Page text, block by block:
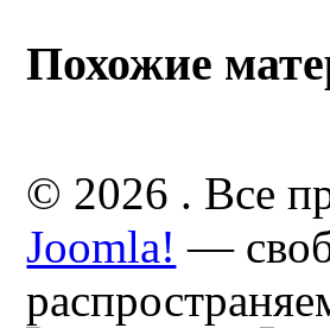
Похожие
© 2026 . Все
Joomla! —